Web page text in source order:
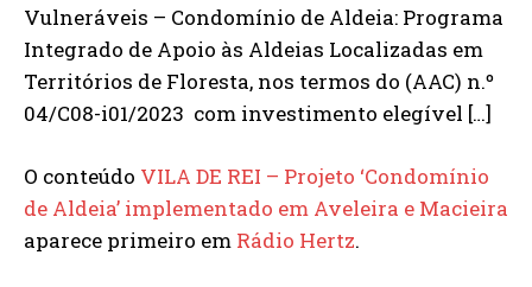
Vulneráveis – Condomínio de Aldeia: Programa
Integrado de Apoio às Aldeias Localizadas em
Territórios de Floresta, nos termos do (AAC) n.º
04/C08-i01/2023 com investimento elegível […]
O conteúdo VILA DE REI – Projeto ‘Condomínio
de Aldeia’ implementado em Aveleira e Macieira
aparece primeiro em Rádio Hertz.